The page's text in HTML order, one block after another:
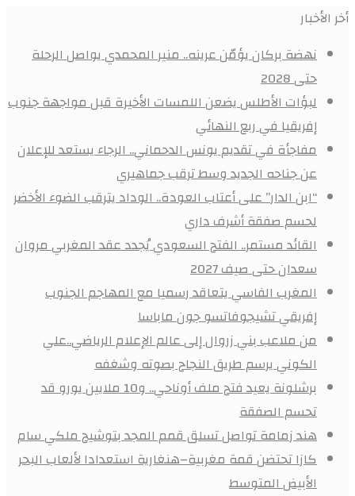
أخر الأخبار
نهضة بركان يؤمّن عرينه.. منير المحمدي يواصل الرحلة
حتى 2028
لبؤات الأطلس يضعن اللمسات الأخيرة قبل مواجهة جنوب
إفريقيا في ربع النهائي
مفاجأة في تقديم يونس الدحماني.. الرجاء يستعد للإعلان
عن جناحه الجديد وسط ترقب جماهيري
“ابن الدار” على أعتاب العودة.. الوداد يترقب الضوء الأخضر
لحسم صفقة أشرف داري
القائد مستمر.. الفتح السعودي يُجدد عقد المغربي مروان
سعدان حتى صيف 2027
المغرب الفاسي يتعاقد رسميا مع المهاجم الجنوب
إفريقي تشيجوفاتسو جون ماباسا
من ملاعب بني زروال إلى عالم الإعلام الرياضي..علي
الكوني يرسم طريق النجاح بصوته وشغفه
برشلونة يعيد فتح ملف أوناحي.. و10 ملايين يورو قد
تحسم الصفقة
هند زمامة تواصل تسلق قمم المجد بتوشيح ملكي سام
كازا تحتضن قمة مغربية–هنغارية استعدادا لألعاب البحر
الأبيض المتوسط